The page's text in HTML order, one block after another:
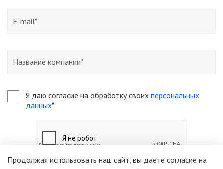
Я даю согласие на обработку своих персональных
данных*
Продолжая использовать наш сайт, вы даете согласие на